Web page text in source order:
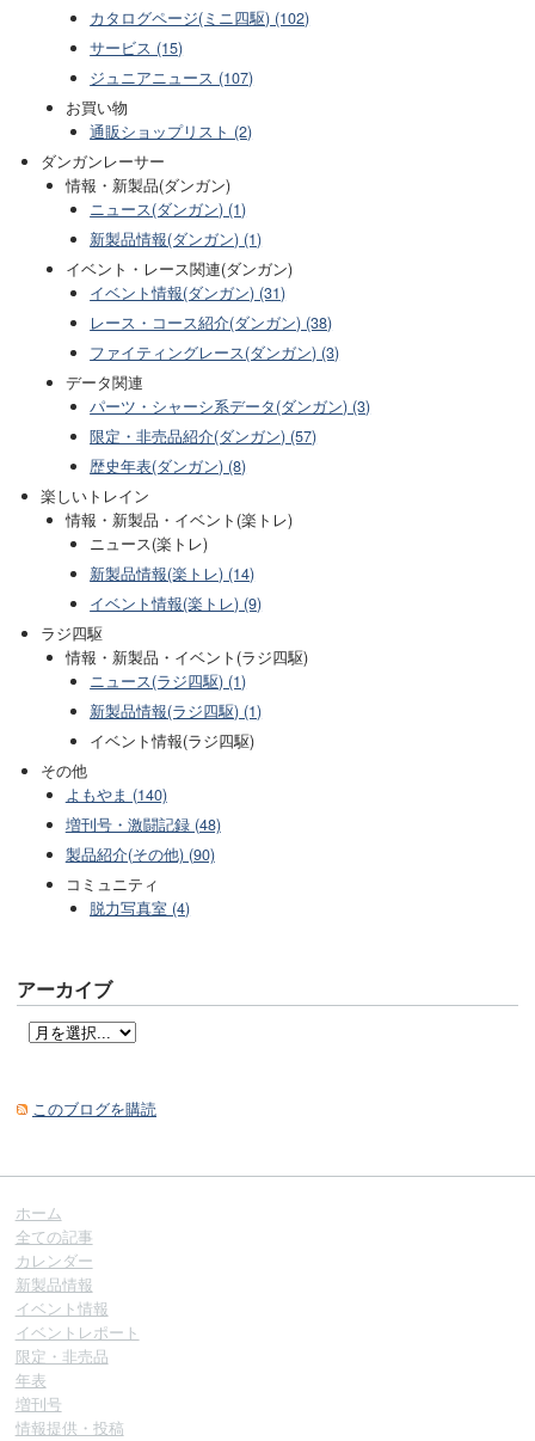
カタログページ(ミニ四駆) (102)
サービス (15)
ジュニアニュース (107)
お買い物
通販ショップリスト (2)
ダンガンレーサー
情報・新製品(ダンガン)
ニュース(ダンガン) (1)
新製品情報(ダンガン) (1)
イベント・レース関連(ダンガン)
イベント情報(ダンガン) (31)
レース・コース紹介(ダンガン) (38)
ファイティングレース(ダンガン) (3)
データ関連
パーツ・シャーシ系データ(ダンガン) (3)
限定・非売品紹介(ダンガン) (57)
歴史年表(ダンガン) (8)
楽しいトレイン
情報・新製品・イベント(楽トレ)
ニュース(楽トレ)
新製品情報(楽トレ) (14)
イベント情報(楽トレ) (9)
ラジ四駆
情報・新製品・イベント(ラジ四駆)
ニュース(ラジ四駆) (1)
新製品情報(ラジ四駆) (1)
イベント情報(ラジ四駆)
その他
よもやま (140)
増刊号・激闘記録 (48)
製品紹介(その他) (90)
コミュニティ
脱力写真室 (4)
アーカイブ
このブログを購読
ホーム
全ての記事
カレンダー
新製品情報
イベント情報
イベントレポート
限定・非売品
年表
増刊号
情報提供・投稿